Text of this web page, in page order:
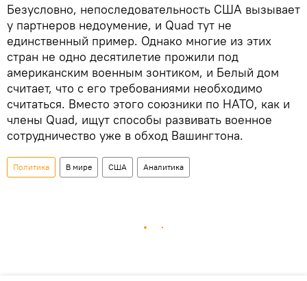
Безусловно, непоследовательность США вызывает
у партнеров недоумение, и Quad тут не
единственный пример. Однако многие из этих
стран не одно десятилетие прожили под
американским военным зонтиком, и Белый дом
считает, что с его требованиями необходимо
считаться. Вместо этого союзники по НАТО, как и
члены Quad, ищут способы развивать военное
сотрудничество уже в обход Вашингтона.
Политика В мире США Аналитика